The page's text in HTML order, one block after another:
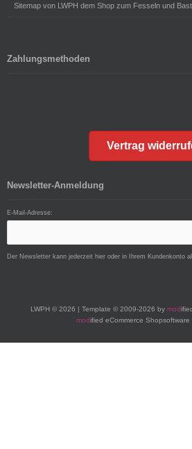
Sitemap von LWPH dem Shop zum Fesseln und
Zahlungsmethoden
Vertrag
Newsletter-Anmeldung
E-Mail-Adresse:
Der Newsletter kann jederzeit hier oder in Ihrem Kundenkonto
LWPH © 2026 | Template © 2009-2026 by mod
modified eCommerce